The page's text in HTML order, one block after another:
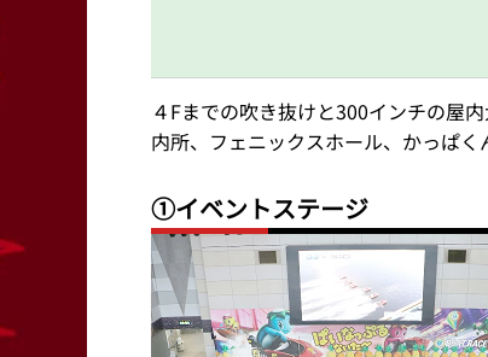
４Fまでの吹き抜けと300インチの屋
内所、フェニックスホール、かっぱく
①イベントステージ